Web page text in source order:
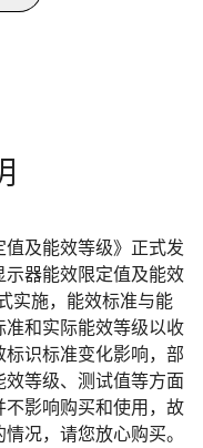
及能效等级》正式发
器能效限定值及能效
实施，能效标准与能
和实际能效等级以收
识标准变化影响，部
等级、测试值等方面
影响购买和使用，故
况，请您放心购买。